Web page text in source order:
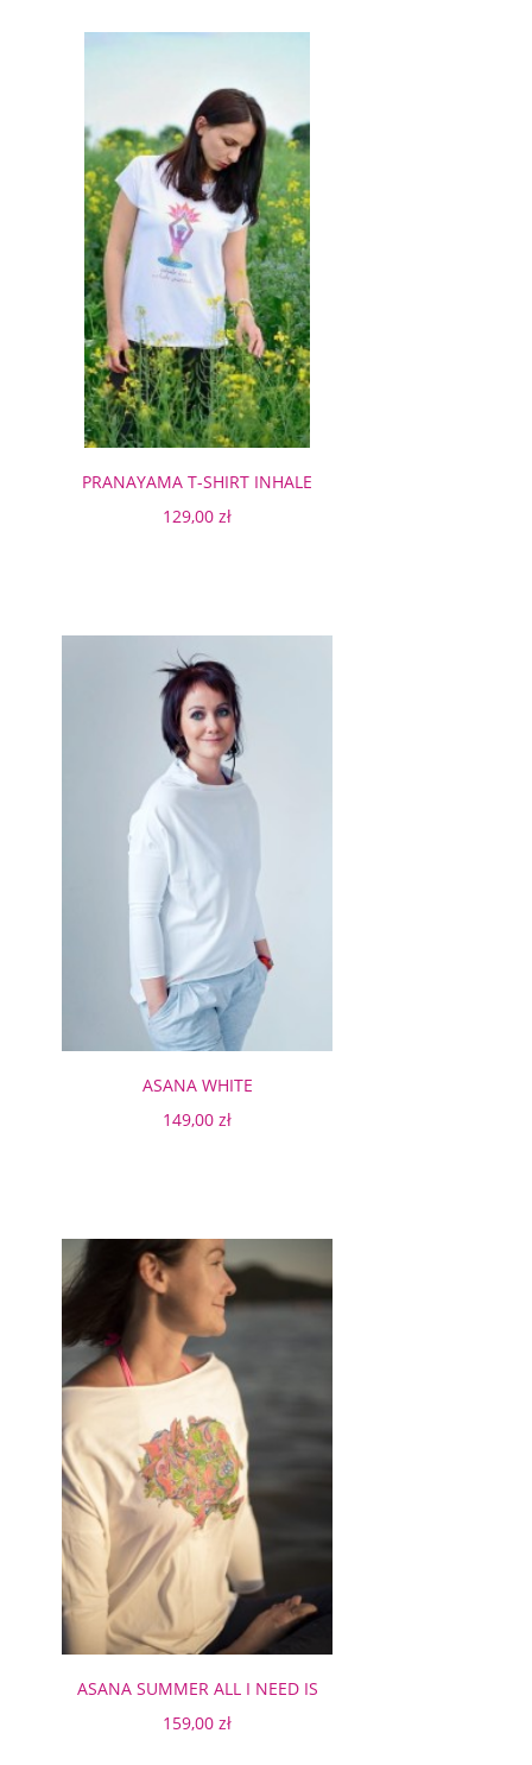
PRANAYAMA T-SHIRT INHALE
129,00 zł
ASANA WHITE
149,00 zł
ASANA SUMMER ALL I NEED IS
159,00 zł